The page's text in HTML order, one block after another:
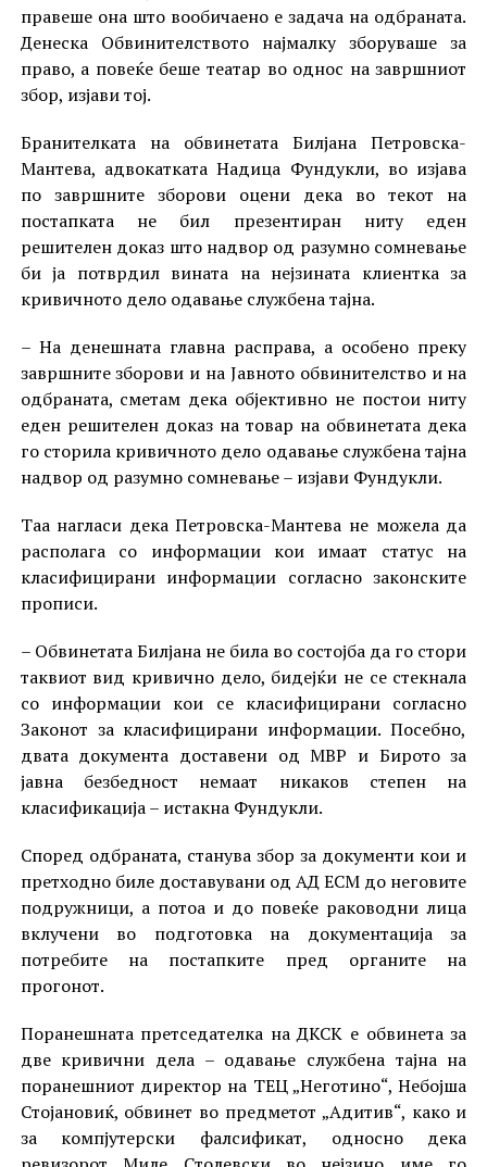
правеше она што вообичаено е задача на одбраната.
Денеска Обвинителството најмалку зборуваше за
право, а повеќе беше театар во однос на завршниот
збор, изјави тој.
Бранителката на обвинетата Билјана Петровска-
Мантева, адвокатката Надица Фундукли, во изјава
по завршните зборови оцени дека во текот на
постапката не бил презентиран ниту еден
решителен доказ што надвор од разумно сомневање
би ја потврдил вината на нејзината клиентка за
кривичното дело одавање службена тајна.
– На денешната главна расправа, а особено преку
завршните зборови и на Јавното обвинителство и на
одбраната, сметам дека објективно не постои ниту
еден решителен доказ на товар на обвинетата дека
го сторила кривичното дело одавање службена тајна
надвор од разумно сомневање – изјави Фундукли.
Таа нагласи дека Петровска-Мантева не можела да
располага со информации кои имаат статус на
класифицирани информации согласно законските
прописи.
– Обвинетата Билјана не била во состојба да го стори
таквиот вид кривично дело, бидејќи не се стекнала
со информации кои се класифицирани согласно
Законот за класифицирани информации. Посебно,
двата документа доставени од МВР и Бирото за
јавна безбедност немаат никаков степен на
класификација – истакна Фундукли.
Според одбраната, станува збор за документи кои и
претходно биле доставувани од АД ЕСМ до неговите
подружници, а потоа и до повеќе раководни лица
вклучени во подготовка на документација за
потребите на постапките пред органите на
прогонот.
Поранешната претседателка на ДКСК е обвинета за
две кривични дела – одавање службена тајна на
поранешниот директор на ТЕЦ „Неготино“, Небојша
Стојановиќ, обвинет во предметот „Адитив“, како и
за компјутерски фалсификат, односно дека